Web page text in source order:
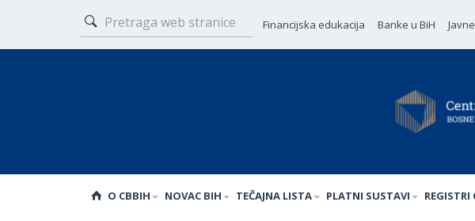
Financijska edukacija Banke u BiH
O CBBIH NOVAC BIH TEČAJNA LISTA PLATNI SUSTAVI